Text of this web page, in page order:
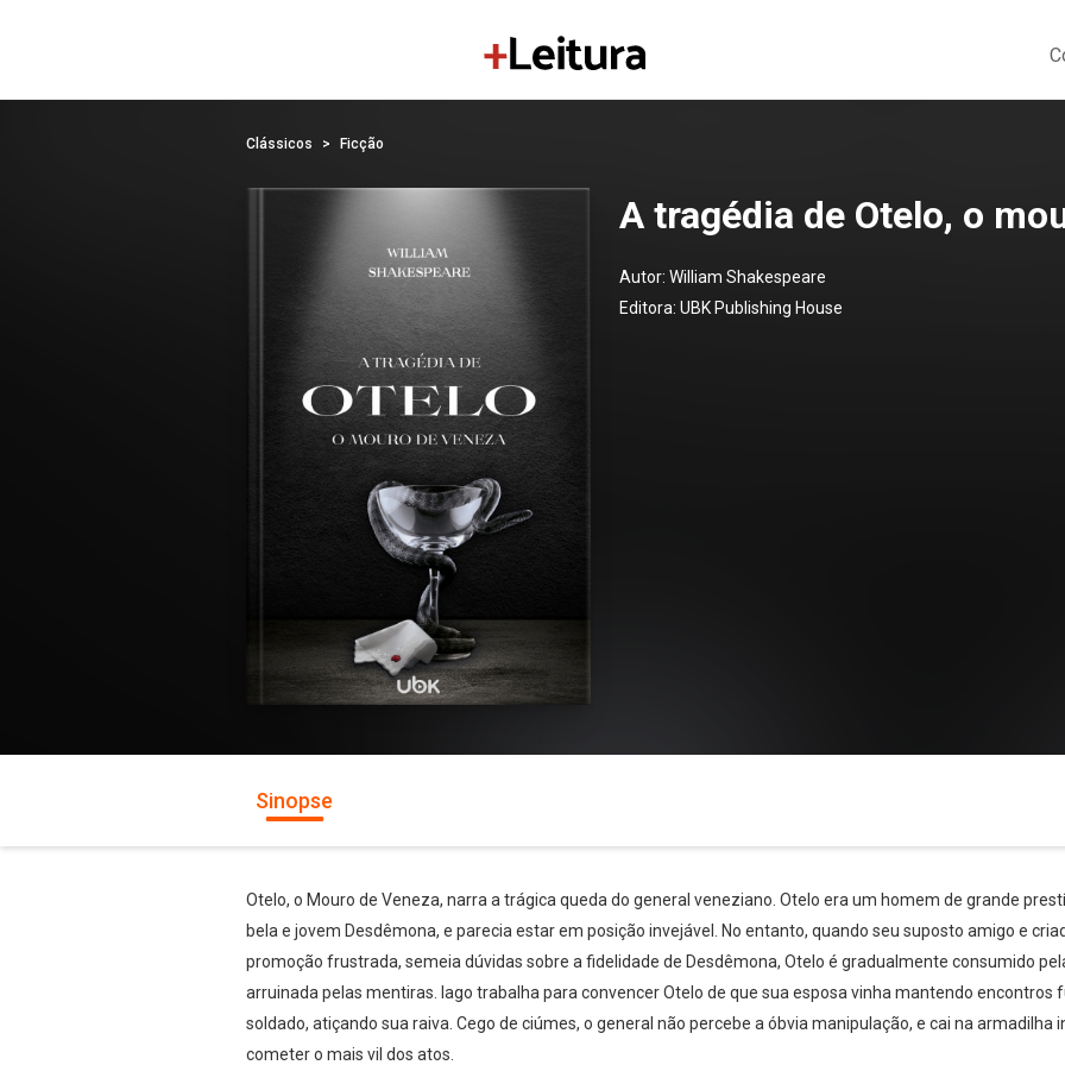
Clássicos Ficção
A tragédia de Otelo, o
Autor: William Shakespeare
Editora: UBK Publishing House
Sinopse
Otelo, o Mouro de Veneza, narra a trágica queda do general veneziano. Otelo era um homem de grande
bela e jovem Desdêmona, e parecia estar em posição invejável. No entanto, quando seu suposto amigo e
promoção frustrada, semeia dúvidas sobre a fidelidade de Desdêmona, Otelo é gradualmente consumido
arruinada pelas mentiras. Iago trabalha para convencer Otelo de que sua esposa vinha mantendo encontros
soldado, atiçando sua raiva. Cego de ciúmes, o general não percebe a óbvia manipulação, e cai na
cometer o mais vil dos atos.